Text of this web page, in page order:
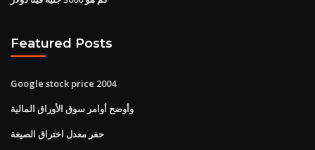
Featured Posts
Google stock price 2004
وأوضح أوامر سوق الأوراق المالية
حفر معدل اختراق الصيغة